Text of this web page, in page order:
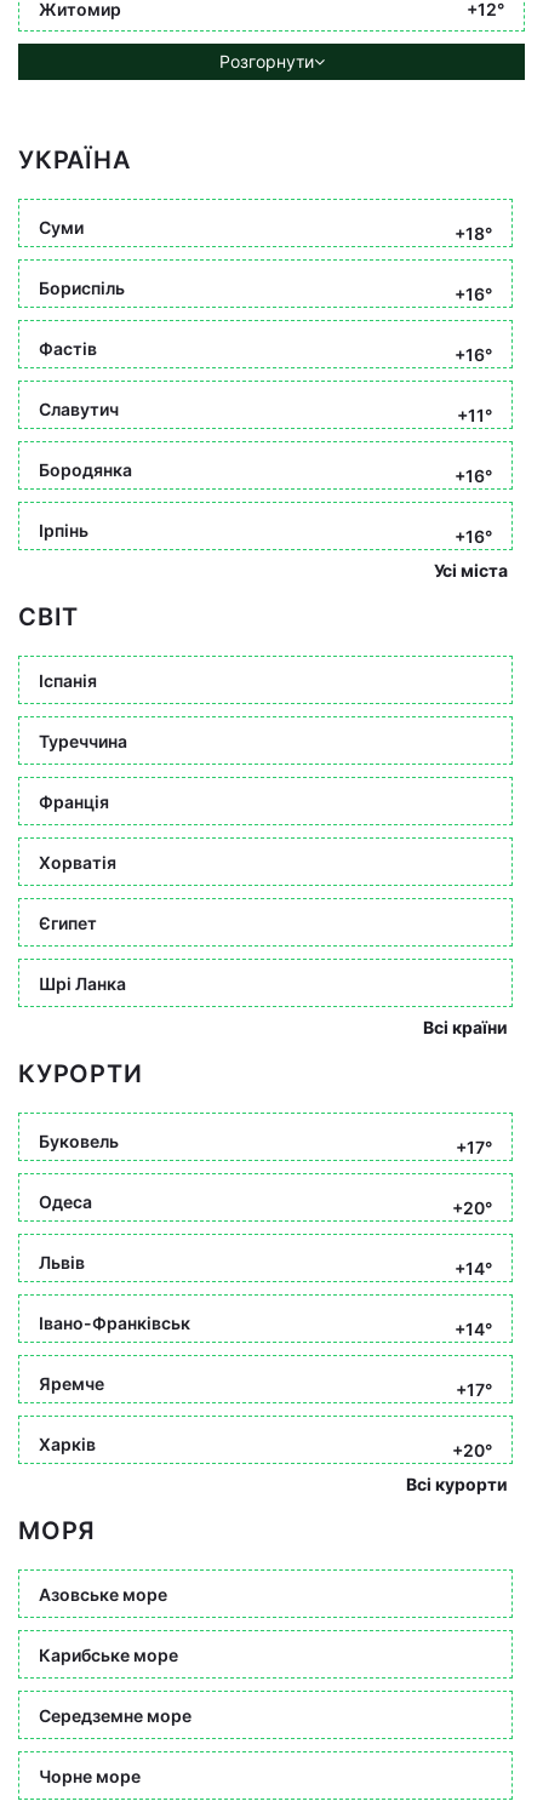
Житомир +12°
Розгорнути
УКРАЇНА
Суми +18°
Бориспіль +16°
Фастів +16°
Славутич +11°
Бородянка +16°
Ірпінь
+16°
Усі міста
СВІТ
Іспанія
Туреччина
Франція
Хорватія
Єгипет
Шрі Ланка
Всі країни
КУРОРТИ
Буковель +17°
Одеса +20°
Львів +14°
Івано-Франківськ +14°
Яремче +17°
Харків
+20°
Всі курорти
МОРЯ
Азовське море
Карибське море
Середземне море
Чорне море